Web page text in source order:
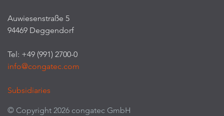
Auwiesenstraße 5
94469 Deggendorf
Tel: +49 (991) 2700-0
info@congatec.com
Subsidiaries
© Copyright 2026 congatec GmbH